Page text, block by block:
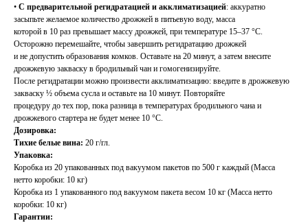
• С предварительной регидратацией и акклиматизацией: аккуратно
засыпьте желаемое количество дрожжей в питьевую воду, масса
которой в 10 раз превышает массу дрожжей, при температуре 15–37 °C.
Осторожно перемешайте, чтобы завершить регидратацию дрожжей
и не допустить образования комков. Оставьте на 20 минут, а затем внесите
дрожжевую закваску в бродильный чан и гомогенизируйте.
После регидратации можно произвести акклиматизацию: введите в дрожжевую
закваску ½ объема сусла и оставьте на 10 минут. Повторяйте
процедуру до тех пор, пока разница в температурах бродильного чана и
дрожжевого стартера не будет менее 10 °C.
Дозировка:
Тихие белые вина: 20 г/гл.
Упаковка:
Коробка из 20 упакованных под вакуумом пакетов по 500 г каждый (Масса
нетто коробки: 10 кг)
Коробка из 1 упакованного под вакуумом пакета весом 10 кг (Масса нетто
коробки: 10 кг)
Гарантии: